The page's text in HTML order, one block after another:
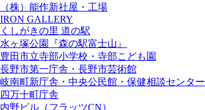
（株）能作新社屋・工場
IRON GALLERY
くしがきの里 道の駅
水ヶ塚公園『森の駅富士山』
豊田市立寺部小学校・寺部こども園
長野市第一庁舎・長野市芸術館
岐南町新庁舎・中央公⺠館・保健相談センター
四万十町庁舎
内野ビル（フラッツCN）